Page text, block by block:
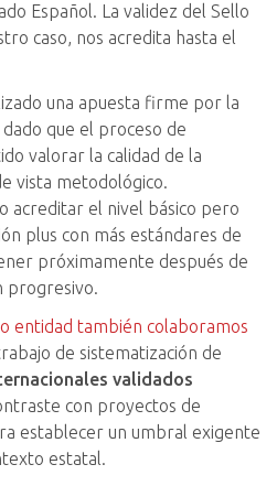
Español. La validez del Sello
caso, nos acredita hasta el
una apuesta firme por la
que el proceso de
valorar la calidad de la
vista metodológico.
acreditar el nivel básico pero
plus con más estándares de
próximamente después de
progresivo.
entidad también colaboramos
de sistematización de
validados
con proyectos de
establecer un umbral exigente
estatal.